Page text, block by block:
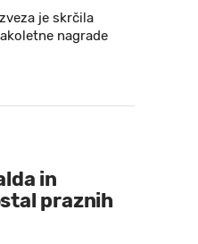
je skrčila
nagrade
in
praznih